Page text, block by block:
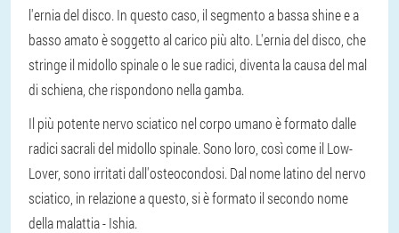
l'ernia del disco. In questo caso, il segmento a bassa shine e a
basso amato è soggetto al carico più alto. L'ernia del disco, che
stringe il midollo spinale o le sue radici, diventa la causa del mal
di schiena, che rispondono nella gamba.
Il più potente nervo sciatico nel corpo umano è formato dalle
radici sacrali del midollo spinale. Sono loro, così come il Low-
Lover, sono irritati dall'osteocondosi. Dal nome latino del nervo
sciatico, in relazione a questo, si è formato il secondo nome
della malattia - Ishia.